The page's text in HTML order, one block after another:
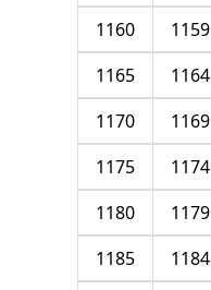
1159
1160
1164
1165
1169
1170
1174
1175
1179
1180
1184
1185